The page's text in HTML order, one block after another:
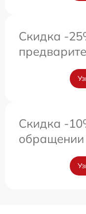
Скидка -
Скидка -
обращении